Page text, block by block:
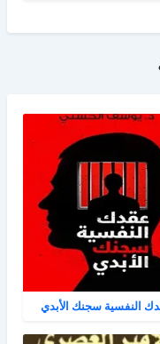
النفسية سجنك الأبدي